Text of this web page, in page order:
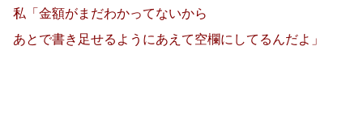
私「金額がまだわかってないから
あとで書き足せるようにあえて空欄にしてるんだよ」